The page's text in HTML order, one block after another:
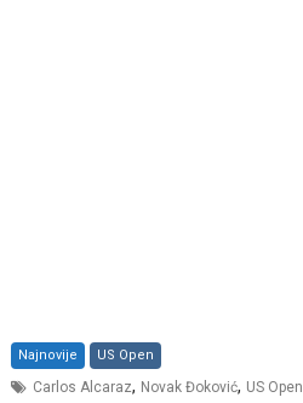
Najnovije US Open
Carlos Alcaraz, Novak Đoković, US Open